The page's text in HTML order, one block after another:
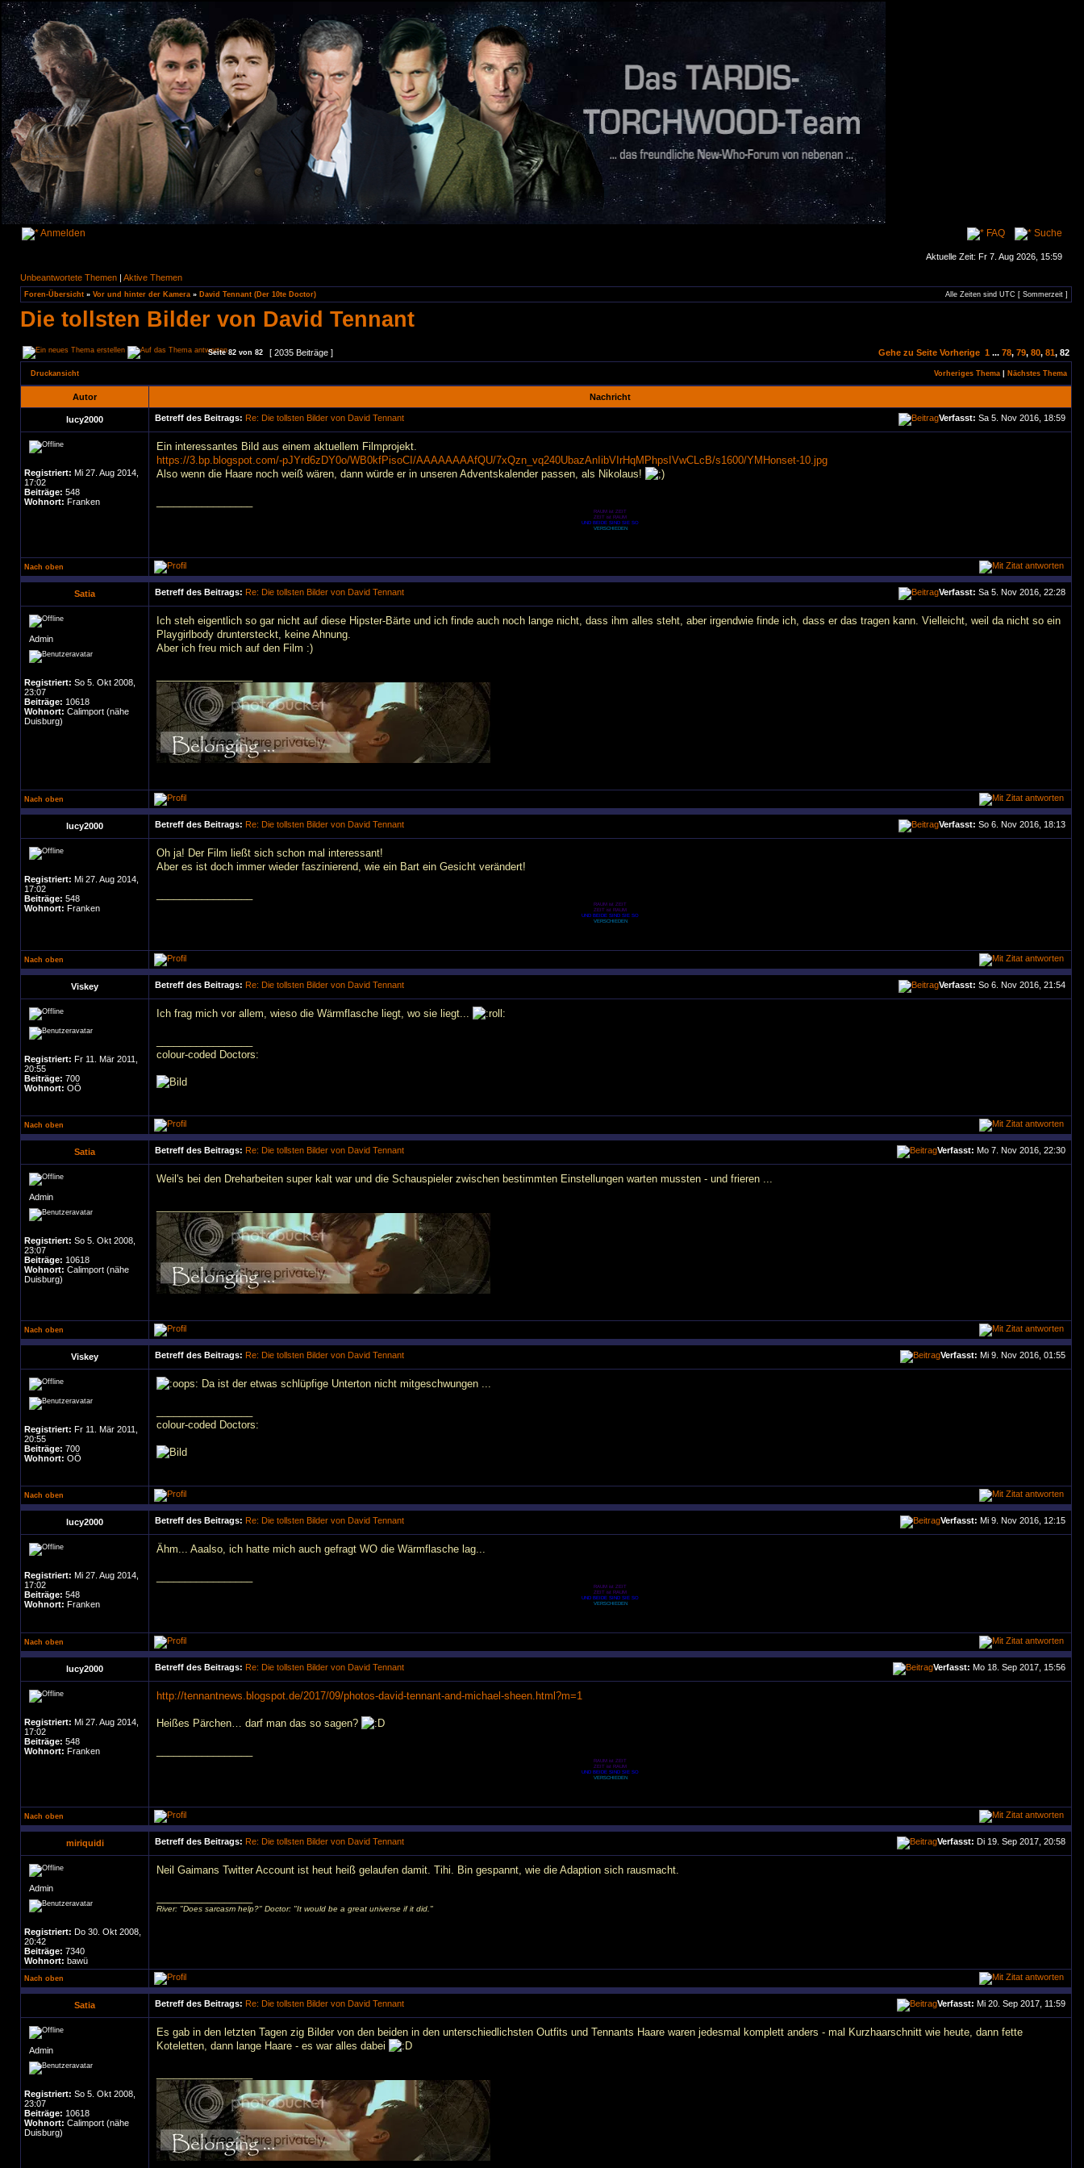
Anmelden FAQ Suche
Aktuelle Zeit: Fr 7. Aug 2026, 15:59
Unbeantwortete Themen | Aktive Themen
Foren-Übersicht » Vor und hinter der Kamera » David Tennant (Der 10te Doctor) Alle Zeiten sind UTC [ Sommerzeit ]
Die tollsten Bilder von David Tennant
Seite82 von 82 [ 2035 Beiträge ] Gehe zu Seite Vorherige 1 ... 78, 79, 80, 81, 82
Druckansicht Vorheriges Thema Nächstes Thema
Autor Nachricht
lucy2000 Betreff des Beitrags: Re: Die tollsten Bilder von David Tennant Verfasst: Sa 5. Nov 2016, 18:59
Registriert: Mi 27. Aug 2014,
17:02
Beiträge: 548
Wohnort: Franken
Ein interessantes Bild aus einem aktuellem Filmprojekt.
https://3.bp.blogspot.com/-pJYrd6zDY0o/WB0kfPisoCI/AAAAAAAAfQU/7xQzn_vq240UbazAnIibVIrHqMPhpsIVwCLcB/s1600/YMHonset-10.jpg
Also wenn die Haare noch weiß wären, dann würde er in unseren Adventskalender passen, als Nikolaus!
RAUM ist ZEIT
ZEIT ist RAUM
UND BEIDE SIND SIE SO
VERSCHIEDEN
Nach oben
Satia Betreff des Beitrags: Re: Die tollsten Bilder von David Tennant Verfasst: Sa 5. Nov 2016, 22:28
Admin
Registriert: So 5. Okt 2008,
23:07
Beiträge: 10618
Wohnort: Calimport (nähe
Duisburg)
Ich steh eigentlich so gar nicht auf diese Hipster-Bärte und ich finde auch noch lange nicht, dass ihm alles steht, aber irgendwie finde ich, dass er das tragen kann. Vielleicht, weil da nicht so ein
Playgirlbody druntersteckt, keine Ahnung.
Aber ich freu mich auf den Film :)
Nach oben
lucy2000 Betreff des Beitrags: Re: Die tollsten Bilder von David Tennant Verfasst: So 6. Nov 2016, 18:13
Registriert: Mi 27. Aug 2014,
17:02
Beiträge: 548
Wohnort: Franken
Oh ja! Der Film ließt sich schon mal interessant!
Aber es ist doch immer wieder faszinierend, wie ein Bart ein Gesicht verändert!
RAUM ist ZEIT
ZEIT ist RAUM
UND BEIDE SIND SIE SO
VERSCHIEDEN
Nach oben
Viskey Betreff des Beitrags: Re: Die tollsten Bilder von David Tennant Verfasst: So 6. Nov 2016, 21:54
Registriert: Fr 11. Mär 2011,
20:55
Beiträge: 700
Wohnort: OÖ
Ich frag mich vor allem, wieso die Wärmflasche liegt, wo sie liegt...
colour-coded Doctors:
Nach oben
Satia Betreff des Beitrags: Re: Die tollsten Bilder von David Tennant Verfasst: Mo 7. Nov 2016, 22:30
Admin
Registriert: So 5. Okt 2008,
23:07
Beiträge: 10618
Wohnort: Calimport (nähe
Duisburg)
Weil's bei den Dreharbeiten super kalt war und die Schauspieler zwischen bestimmten Einstellungen warten mussten - und frieren ...
Nach oben
Viskey Betreff des Beitrags: Re: Die tollsten Bilder von David Tennant Verfasst: Mi 9. Nov 2016, 01:55
Registriert: Fr 11. Mär 2011,
20:55
Beiträge: 700
Wohnort: OÖ
Da ist der etwas schlüpfige Unterton nicht mitgeschwungen ...
colour-coded Doctors:
Nach oben
lucy2000 Betreff des Beitrags: Re: Die tollsten Bilder von David Tennant Verfasst: Mi 9. Nov 2016, 12:15
Registriert: Mi 27. Aug 2014,
17:02
Beiträge: 548
Wohnort: Franken
Ähm... Aaalso, ich hatte mich auch gefragt WO die Wärmflasche lag...
RAUM ist ZEIT
ZEIT ist RAUM
UND BEIDE SIND SIE SO
VERSCHIEDEN
Nach oben
lucy2000 Betreff des Beitrags: Re: Die tollsten Bilder von David Tennant Verfasst: Mo 18. Sep 2017, 15:56
Registriert: Mi 27. Aug 2014,
17:02
Beiträge: 548
Wohnort: Franken
http://tennantnews.blogspot.de/2017/09/photos-david-tennant-and-michael-sheen.html?m=1
Heißes Pärchen… darf man das so sagen?
RAUM ist ZEIT
ZEIT ist RAUM
UND BEIDE SIND SIE SO
VERSCHIEDEN
Nach oben
miriquidi Betreff des Beitrags: Re: Die tollsten Bilder von David Tennant Verfasst: Di 19. Sep 2017, 20:58
Admin
Registriert: Do 30. Okt 2008,
20:42
Beiträge: 7340
Wohnort: bawü
Neil Gaimans Twitter Account ist heut heiß gelaufen damit. Tihi. Bin gespannt, wie die Adaption sich rausmacht.
River: "Does sarcasm help?" Doctor: "It would be a great universe if it did."
Nach oben
Satia Betreff des Beitrags: Re: Die tollsten Bilder von David Tennant Verfasst: Mi 20. Sep 2017, 11:59
Admin
Registriert: So 5. Okt 2008,
23:07
Beiträge: 10618
Wohnort: Calimport (nähe
Duisburg)
Es gab in den letzten Tagen zig Bilder von den beiden in den unterschiedlichsten Outfits und Tennants Haare waren jedesmal komplett anders - mal Kurzhaarschnitt wie heute, dann fette
Koteletten, dann lange Haare - es war alles dabei